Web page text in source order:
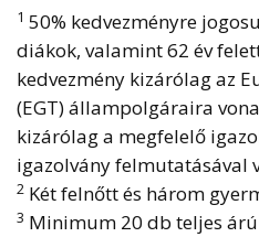
1 50% kedvezményre
diákok, valamint 62 év
kedvezmény kizárólag az
(EGT) állampolgáraira
kizárólag a megfelelő
igazolvány felmutatásával
2 Két felnőtt és három
3 Minimum 20 db teljes